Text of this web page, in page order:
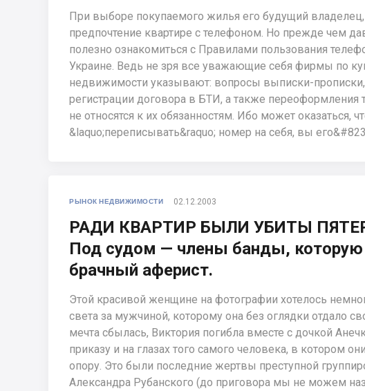
При выборе покупаемого жилья его будущий владелец,
предпочтение квартире с телефоном. Но прежде чем
полезно ознакомиться с Правилами пользования
Украине. Ведь не зря все уважающие себя фирмы по
недвижимости указывают: вопросы выписки-
регистрации договора в БТИ, а также переоформления
не относятся к их обязанностям. Ибо может оказаться,
&laquo;переписывать&raquo; номер на себя, вы
РЫНОК НЕДВИЖИМОСТИ 02.12.2003
РАДИ КВАРТИР БЫЛИ УБИТЫ
Под судом — члены банды, которую
брачный аферист.
Этой красивой женщине на фотографии хотелось
света за мужчиной, которому она без оглядки отдало
мечта сбылась, Виктория погибла вместе с дочкой
приказу и на глазах того самого человека, в котором
опору. Это были последние жертвы преступной
Александра Рубанского (до приговора мы не можем